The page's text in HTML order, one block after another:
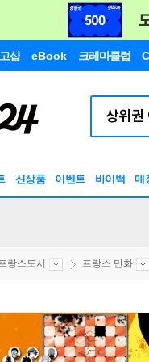
샵 eBook 크레마클럽
신상품 이벤트 바이백 매
랑스도서 프랑스 만화